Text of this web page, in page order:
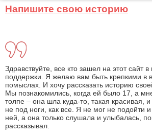
Напишите свою историю
Здравствуйте, все кто зашел на этот сайт
поддержки. Я желаю вам быть крепкими в
помыслах. И хочу рассказать историю
Мы познакомились, когда ей было 17, а
толпе – она шла куда-то, такая красивая,
не под ноги, как все. Я не мог не подойти
ней, а она только слушала и улыбалась,
рассказывал.